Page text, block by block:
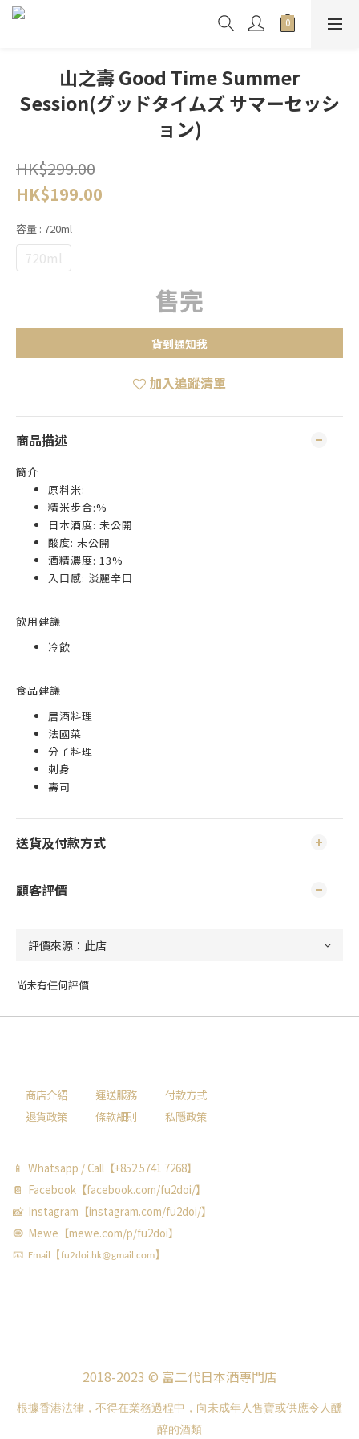
山之壽 Good Time Summer
Session(グッドタイムズ サマーセッシ
ョン)
HK$299.00
HK$199.00
容量 : 720ml
720ml
售完
貨到通知我
加入追蹤清單
商品描述
簡介
原料米:
精米步合:%
日本酒度: 未公開
酸度: 未公開
酒精濃度: 13%
入口感: 淡麗辛口
飲用建議
冷飲
食品建議
居酒料理
法國菜
分子料理
刺身
壽司
送貨及付款方式
顧客評價
尚未有任何評價
商店介紹 運送服務
付款方式
退貨政策
條款細則 私隱政策
📱 Whatsapp / Call【+852 5741 7268】
📔 Facebook【facebook.com/fu2doi/】
📸 Instagram【instagram.com/fu2doi/】
🧿 Mewe【mewe.com/p/fu2doi】
📧 Email【fu2doi.hk@gmail.com】
2018-2023 © 富二代日本酒專門店
根據香港法律，不得在業務過程中，向未成年人售賣或供應令人醺
醉的酒類